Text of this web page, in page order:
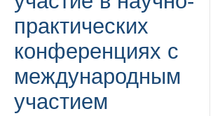
практических
конференциях с
международным
участием